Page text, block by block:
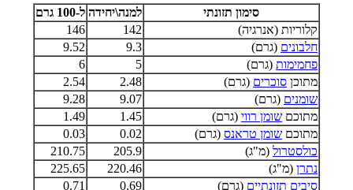
סימון תזונתי למנה\יחידה ל-100 גרם
קלוריות (אנרגיה)
142
146
חלבונים (גרם) 9.3
9.52
פחמימות (גרם) 5
6
מתוכן סוכרים (גרם) 2.48
2.54
שומנים (גרם) 9.07
9.28
מתוכם שומן רווי (גרם) 1.45
1.49
מתוכם שומן טראנס (גרם) 0.02
0.03
כולסטרול (מ"ג) 205.9
210.75
נתרן (מ"ג) 220.46
225.65
סיבים תזונתיים (גרם) 0.69
0.71